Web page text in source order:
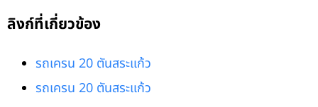
ลิงก์ที่เกี่ยวข้อง
รถเครน 20 ตันสระแก้ว
รถเครน 20 ตันสระแก้ว